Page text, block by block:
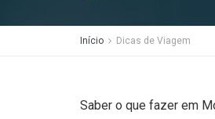
Início Dicas de Viagem
Saber o que fazer em